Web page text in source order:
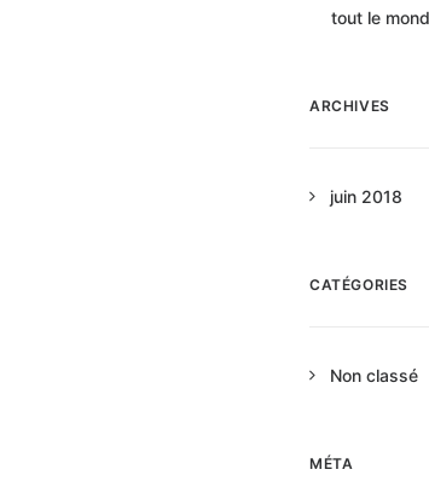
tout le
ARCHIVES
juin 2018
CATÉGORIES
Non classé
MÉTA